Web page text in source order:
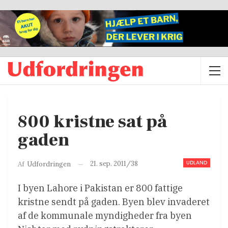
800 kristne sat på
gaden
UDLAND
Af Udfordringen 21. sep. 2011/38
I byen Lahore i Pakistan er 800 fattige
kristne sendt på gaden. Byen blev invaderet
af de kommunale myndigheder fra byen